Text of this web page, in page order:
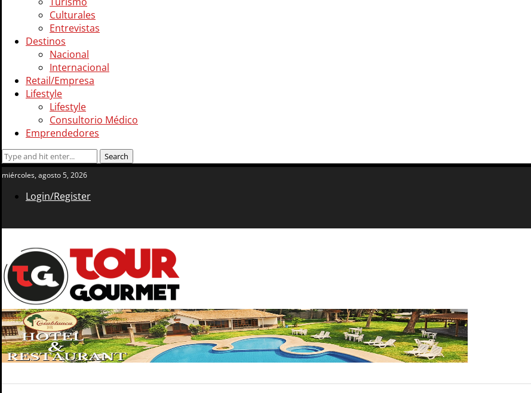
Culturales
Entrevistas
Destinos
Nacional
Internacional
Retail/Empresa
Lifestyle
Lifestyle
Consultorio Médico
Emprendedores
miércoles, agosto 5, 2026
Login/Register